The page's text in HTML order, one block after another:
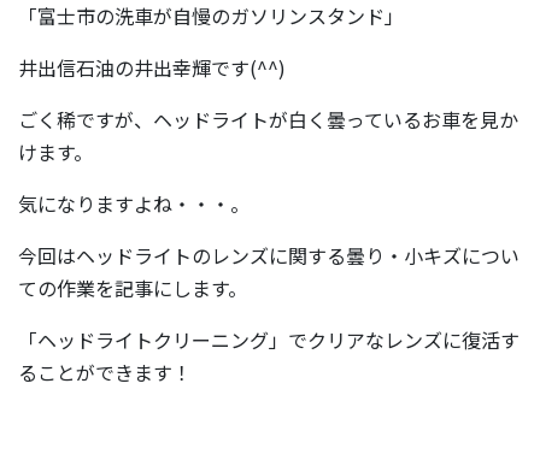
「富士市の洗車が自慢のガソリンスタンド」
井出信石油の井出幸輝です(^^)
ごく稀ですが、ヘッドライトが白く曇っているお車を見か
けます。
気になりますよね・・・。
今回はヘッドライトのレンズに関する曇り・小キズについ
ての作業を記事にします。
「ヘッドライトクリーニング」でクリアなレンズに復活す
ることができます！